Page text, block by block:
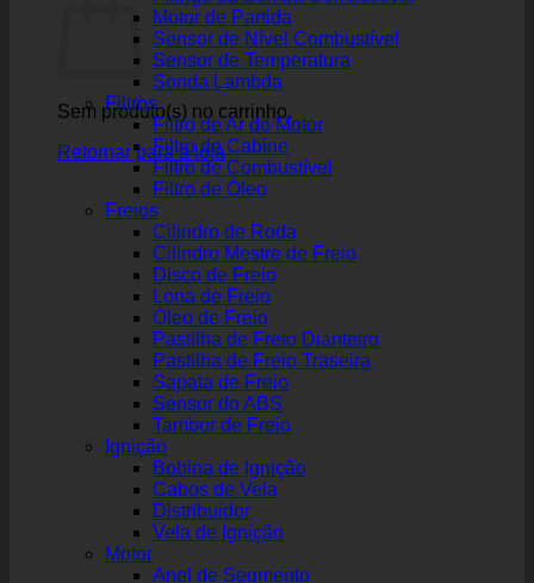
Sem produto(s) no carrinho.
Retornar para a loja
Motor de Partida
Sensor de Nível Combustível
Sensor de Temperatura
Sonda Lambda
Filtros
Filtro de Ar do Motor
Filtro de Cabine
Filtro de Combustível
Filtro de Óleo
Freios
Cilindro de Roda
Cilindro Mestre de Freio
Disco de Freio
Lona de Freio
Óleo de Freio
Pastilha de Freio Dianteiro
Pastilha de Freio Traseira
Sapata de Freio
Sensor do ABS
Tambor de Freio
Ignição
Bobina de Ignição
Cabos de Vela
Distribuidor
Vela de Ignição
Motor
Anel de Segmento